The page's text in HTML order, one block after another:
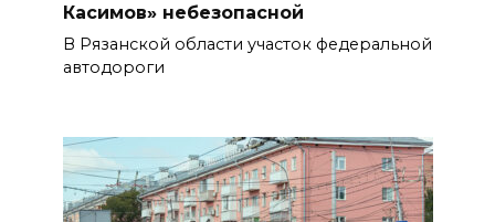
Касимов» небезопасной
В Рязанской области участок федеральной
автодороги